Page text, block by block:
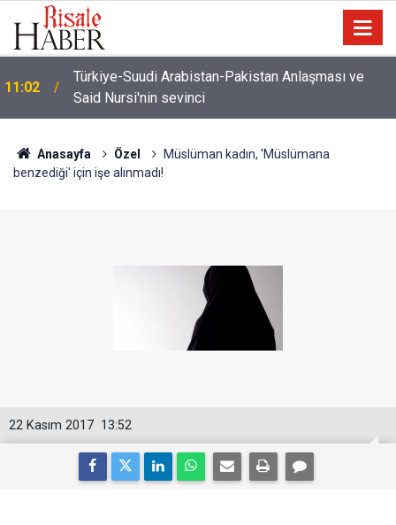
10:22
İmamdan, hutbe sırasında telefonla oynayan
cemaate tepki: Aşağı ineceğim!
Anasayfa Özel
Müslüman kadın, 'Müslümana
benzediği' için işe alınmadı!
13:52
22 Kasım 2017